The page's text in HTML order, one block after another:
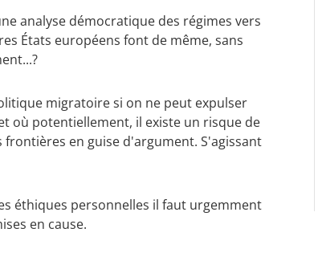
analyse démocratique des régimes vers
États européens font de même, sans
migratoire si on ne peut expulser
où potentiellement, il existe un risque de
en guise d'argument. S'agissant
éthiques personnelles il faut urgemment
en cause.